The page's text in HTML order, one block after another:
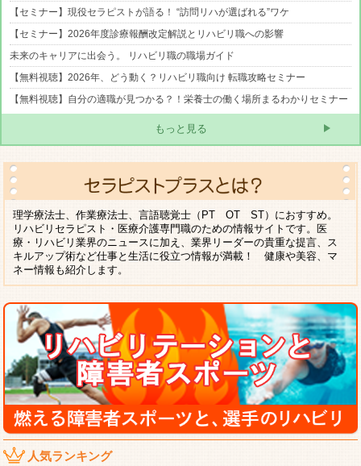
【セミナー】現役セラピストが語る！ “訪問リハが選ばれる”ワケ
【セミナー】2026年度診療報酬改定解説とリハビリ職への影響
未来のキャリアに出会う。 リハビリ職の職場ガイド
【無料視聴】2026年、どう動く？リハビリ職向け 転職攻略セミナー
【無料視聴】自分の適職が見つかる？！栄養士の働く場所まるわかりセミナー
もっと見る
理学療法士、作業療法士、言語聴覚士（PT OT ST）におすすめ。
リハビリセラピスト・医療介護専門職のための情報サイトです。医
療・リハビリ業界のニュースに加え、業界リーダーの貴重な提言、ス
キルアップ術など仕事と生活に役立つ情報が満載！ 健康や美容、マ
ネー情報も紹介します。
人気ランキング